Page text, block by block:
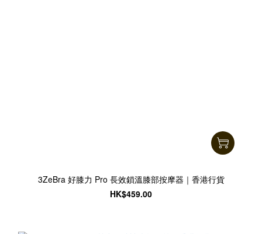
3ZeBra 好膝力 Pro 長效鎖溫膝部按摩器｜香港行貨
HK$459.00